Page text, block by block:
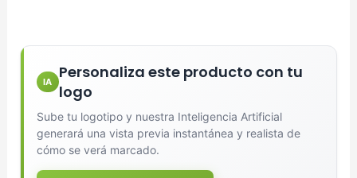
IA
Personaliza este producto con tu
logo
Sube tu logotipo y nuestra Inteligencia Artificial
generará una vista previa instantánea y realista de
cómo se verá marcado.